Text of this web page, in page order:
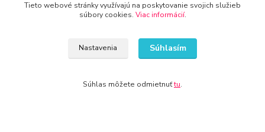
Tieto webové stránky využívajú na poskytovanie svojich služieb
súbory cookies. Viac informácií.
Nastavenia Súhlasím
Súhlas môžete odmietnuťtu.